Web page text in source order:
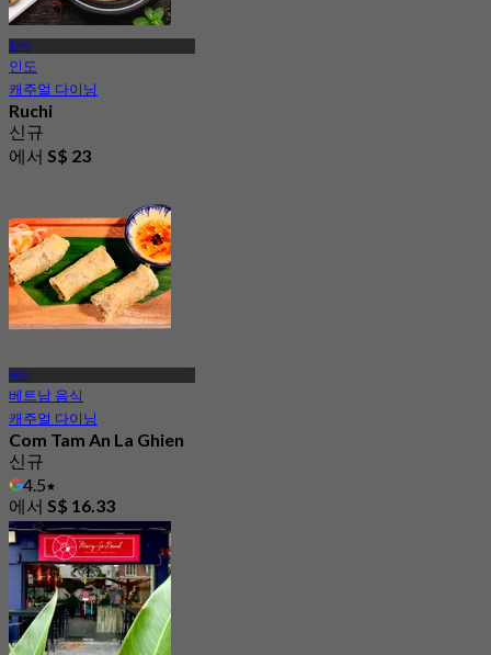
창이
인도
캐주얼 다이닝
Ruchi
신규
에서 S$ 23
베독
베트남 음식
캐주얼 다이닝
Com Tam An La Ghien
신규
4.5
에서 S$ 16.33